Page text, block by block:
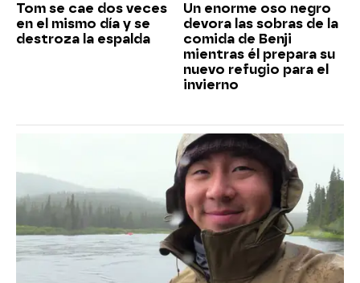
Tom se cae dos veces
en el mismo día y se
destroza la espalda
Un enorme oso negro
devora las sobras de la
comida de Benji
mientras él prepara su
nuevo refugio para el
invierno